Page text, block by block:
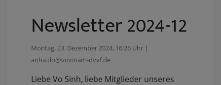
Newsletter 2024-12
Montag, 23. Dezember 2024, 16:26 Uhr |
anha.do@vovinam-dvvf.de
Liebe Vo Sinh, liebe Mitglieder unseres